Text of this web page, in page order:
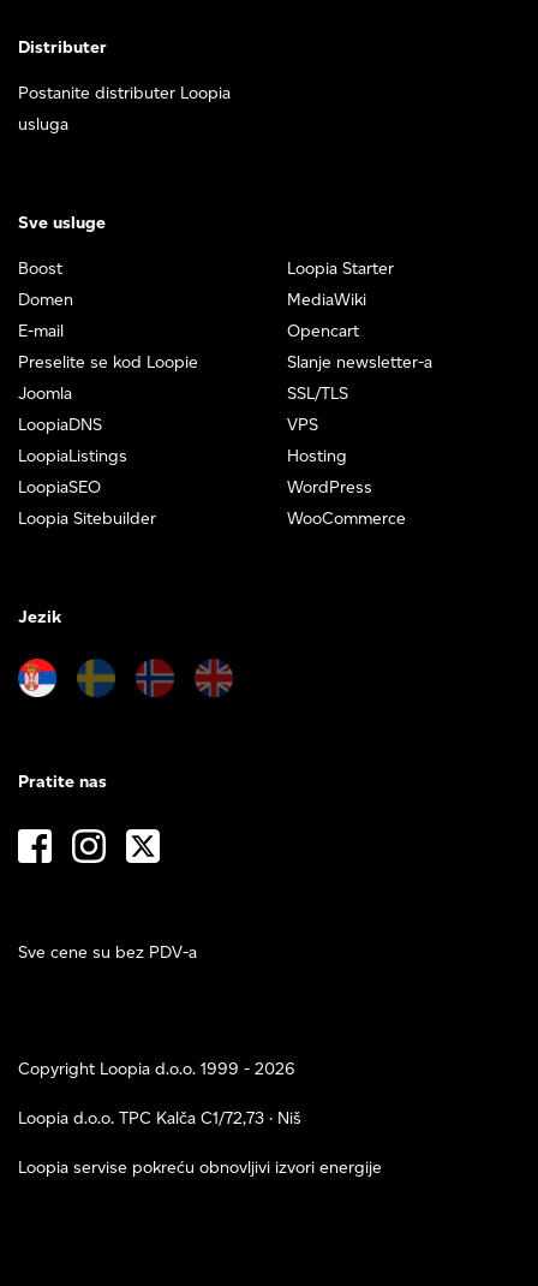
Distributer
Postanite distributer Loopia
usluga
Sve usluge
Boost
Domen
E-mail
Preselite se kod Loopie
Joomla
LoopiaDNS
LoopiaListings
LoopiaSEO
Loopia Sitebuilder
Loopia Starter
MediaWiki
Opencart
Slanje newsletter-a
SSL/TLS
VPS
Hosting
WordPress
WooCommerce
Jezik
Sve cene su bez PDV-a
Pratite nas
Copyright Loopia d.o.o. 1999 - 2026
Loopia d.o.o. TPC Kalča C1/72,73 · Niš
Loopia servise pokreću obnovljivi izvori energije